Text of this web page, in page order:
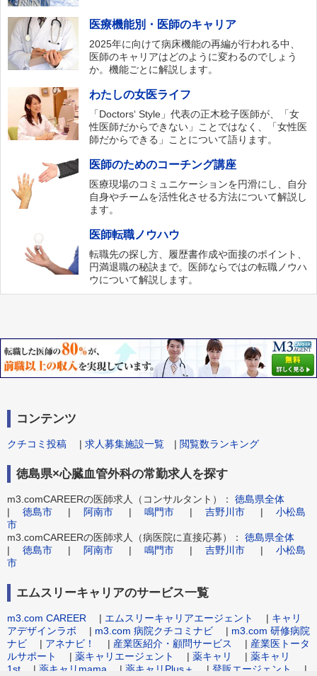
医療機能別・医師のキャリア
2025年に向けて病床機能の再編が行われる中、
医師のキャリアはどのように変わるのでしょう
か。機能ごとに解説します。
わたしの女医ライフ
「Doctors‘ Style」代表の正木稔子医師が、「女
性医師だからできない」ことではなく、「女性医
師だからできる」ことについて語ります。
医師のためのコーチング講座
医療現場のコミュニケーションを円滑にし、自分
自身やチームを活性化させる方法について解説し
ます。
医師転職ノウハウ
転職先の探し方、履歴書作成や面接のポイント、
円満退職の秘訣まで。医師ならではの転職ノウハ
ウについて解説します。
コンテンツ
クチコミ投稿 | 求人募集施設一覧 | 閲覧数ランキング
徳島県×心臓血管外科の常勤求人を探す
m3.comCAREERの医師求人（コンサルタント）： 徳島県全体
| 徳島市 | 阿南市 | 鳴門市 | 吉野川市 | 小松島
市
m3.comCAREERの医師求人（病医院に直接応募）： 徳島県全体
| 徳島市 | 阿南市 | 鳴門市 | 吉野川市 | 小松島
市
エムスリーキャリアのサービス一覧
m3.com CAREER | エムスリーキャリアエージェント | キャリ
アデザインラボ | m3.com 病院クチコミナビ | m3.com 研修病院
ナビ | アネナビ！ | 産業医紹介・顧問サービス | 産業医トータ
ルサポート
| 薬キャリエージェント | 薬キャリ | 薬キャリ
1st | 薬キャリmama | 薬キャリPlus＋ | 登販エージェント
|